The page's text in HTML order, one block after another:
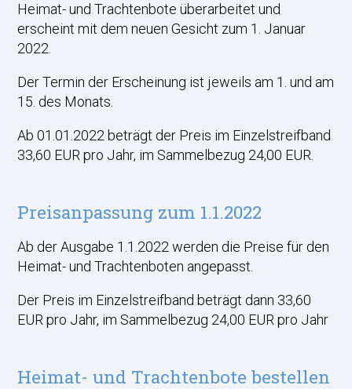
Heimat- und Trachtenbote überarbeitet und
erscheint mit dem neuen Gesicht zum 1. Januar
2022.
Der Termin der Erscheinung ist jeweils am 1. und am
15. des Monats.
Ab 01.01.2022 beträgt der Preis im Einzelstreifband
33,60 EUR pro Jahr, im Sammelbezug 24,00 EUR.
Preisanpassung zum 1.1.2022
Ab der Ausgabe 1.1.2022 werden die Preise für den
Heimat- und Trachtenboten angepasst.
Der Preis im Einzelstreifband beträgt dann 33,60
EUR pro Jahr, im Sammelbezug 24,00 EUR pro Jahr
Heimat- und Trachtenbote bestellen